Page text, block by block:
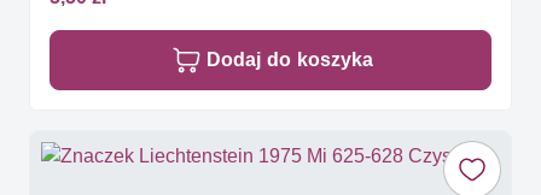
Dodaj do koszyka